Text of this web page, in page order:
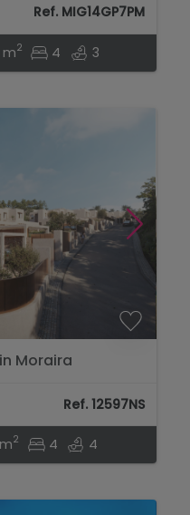
Ref. MIG14GP7PM
m2 4 3
Moraira
Ref. 12597NS
2 4 4